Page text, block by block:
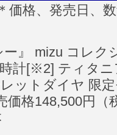
＊価格、発売日、
ー』 mizu コレク
計[※2] ティタ
ットダイヤ 限
価格148,500円（